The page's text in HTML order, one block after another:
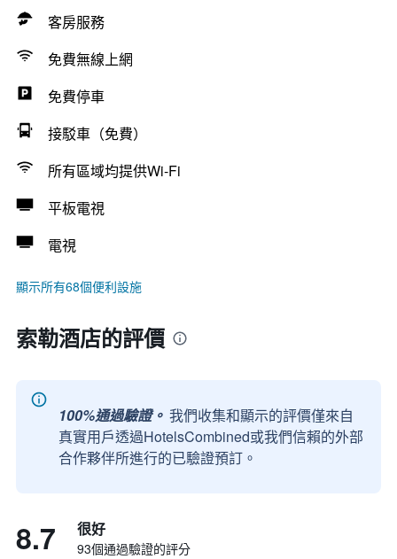
客房服務
免費無線上網
免費停車
接駁車（免費）
所有區域均提供Wi-Fi
平板電視
電視
顯示所有68個便利設施
索勒酒店的評價
100%通過驗證。 我們收集和顯示的評價僅來自
真實用戶透過HotelsCombined或我們信賴的外部
合作夥伴所進行的已驗證預訂。
8.7 很好
93個通過驗證的評分